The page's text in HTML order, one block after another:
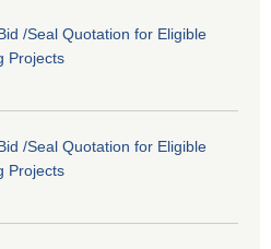
/Seal Quotation for Eligible
Projects
/Seal Quotation for Eligible
Projects